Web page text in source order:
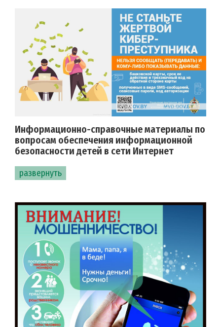
Информационно-справочные материалы по
вопросам обеспечения информационной
безопасности детей в сети Интернет
развернуть